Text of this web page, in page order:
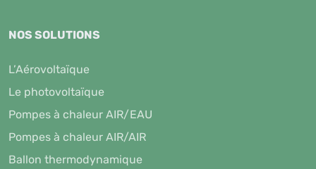
NOS SOLUTIONS
L’Aérovoltaïque
Le photovoltaïque
Pompes à chaleur AIR/EAU
Pompes à chaleur AIR/AIR
Ballon thermodynamique